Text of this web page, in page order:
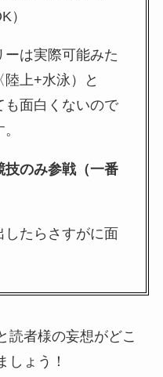
）
は実際可能みた
上+水泳）と
も面白くないので
技のみ参戦（一番
したらさすがに面
読者様の妄想がどこ
しょう！